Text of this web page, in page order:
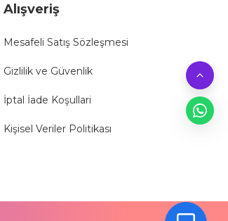
Alışveriş
Mesafeli Satış Sözleşmesi
Gizlilik ve Güvenlik
İptal İade Koşullari
Kişisel Veriler Politikası